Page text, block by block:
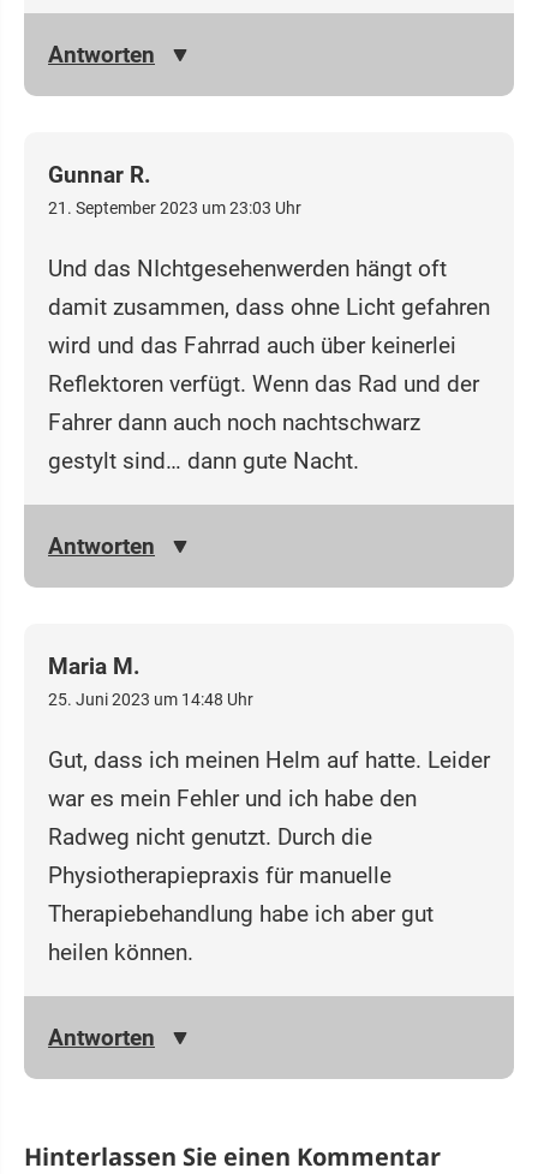
Antworten
Gunnar R.
21. September 2023 um 23:03 Uhr
Und das NIchtgesehenwerden hängt oft
damit zusammen, dass ohne Licht gefahren
wird und das Fahrrad auch über keinerlei
Reflektoren verfügt. Wenn das Rad und der
Fahrer dann auch noch nachtschwarz
gestylt sind… dann gute Nacht.
Antworten
Maria M.
25. Juni 2023 um 14:48 Uhr
Gut, dass ich meinen Helm auf hatte. Leider
war es mein Fehler und ich habe den
Radweg nicht genutzt. Durch die
Physiotherapiepraxis für manuelle
Therapiebehandlung habe ich aber gut
heilen können.
Antworten
Hinterlassen Sie einen Kommentar